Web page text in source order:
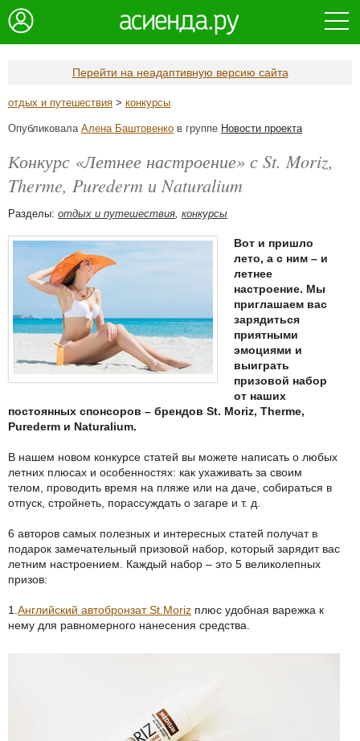
Перейти на неадаптивную версию сайта
отдых и путешествия > конкурсы
Опубликовала Алена Баштовенко в группе Новости проекта
Конкурс «Летнее настроение» с St. Moriz,
Therme, Purederm и Naturalium
Разделы: отдых и путешествия, конкурсы
Вот и пришло
лето, а с ним – и
летнее
настроение. Мы
приглашаем вас
зарядиться
приятными
эмоциями и
выиграть
призовой набор
от наших
постоянных спонсоров – брендов St. Moriz, Therme,
Purederm и Naturalium.
В нашем новом конкурсе статей вы можете написать о любых
летних плюсах и особенностях: как ухаживать за своим
телом, проводить время на пляже или на даче, собираться в
отпуск, стройнеть, порассуждать о загаре и т. д.
6 авторов самых полезных и интересных статей получат в
подарок замечательный призовой набор, который зарядит вас
летним настроением. Каждый набор – это 5 великолепных
призов:
1. Английский автобронзат St.Moriz плюс удобная варежка к
нему для равномерного нанесения средства.